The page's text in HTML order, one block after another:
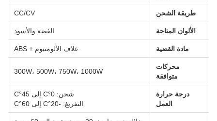
طريقة الشحن CC/CV
الألوان المتاحة الفضة والأسود
مادة القضية غلاف الألومنيوم + ABS
محركات
متوافقة
300W، 500W، 750W، 1000W
درجة حرارة
العمل
شحن: 0°C إلى 45°C
التفريغ: -20°C إلى 60°C